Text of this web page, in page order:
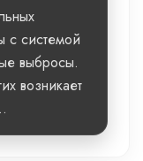
с системой
выбросы.
возникает